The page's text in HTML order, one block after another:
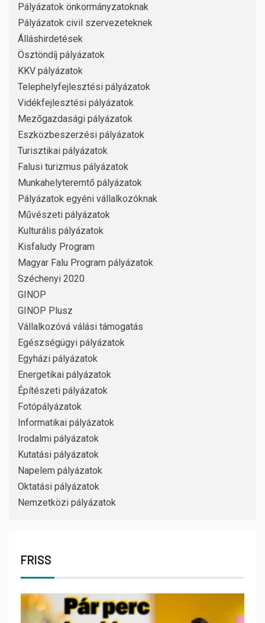
Pályázatok önkormányzatoknak
Pályázatok civil szervezeteknek
Álláshirdetések
Ösztöndíj pályázatok
KKV pályázatok
Telephelyfejlesztési pályázatok
Vidékfejlesztési pályázatok
Mezőgazdasági pályázatok
Eszközbeszerzési pályázatok
Turisztikai pályázatok
Falusi turizmus pályázatok
Munkahelyteremtő pályázatok
Pályázatok egyéni vállalkozóknak
Művészeti pályázatok
Kulturális pályázatok
Kisfaludy Program
Magyar Falu Program pályázatok
Széchenyi 2020
GINOP
GINOP Plusz
Vállalkozóvá válási támogatás
Egészségügyi pályázatok
Egyházi pályázatok
Energetikai pályázatok
Építészeti pályázatok
Fotópályázatok
Informatikai pályázatok
Irodalmi pályázatok
Kutatási pályázatok
Napelem pályázatok
Oktatási pályázatok
Nemzetközi pályázatok
FRISS